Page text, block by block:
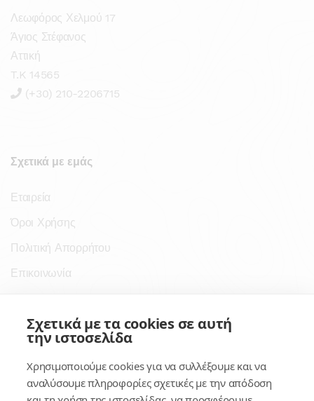
Λεωφόρος Χελμού 17
Άγιος Στέφανος
Αττική
T.K 14565
(+30) 210-2206715
Σχετικά με εμάς
Εταιρεία
Όροι Χρήσης
Πολιτική Απορρήτου
Επικοινωνία
Σύνδεσμοι
Κέντρο Γνώσης
Σχετικά με τα cookies σε αυτή
την ιστοσελίδα
Χρησιμοποιούμε cookies για να συλλέξουμε και να
αναλύσουμε πληροφορίες σχετικές με την απόδοση